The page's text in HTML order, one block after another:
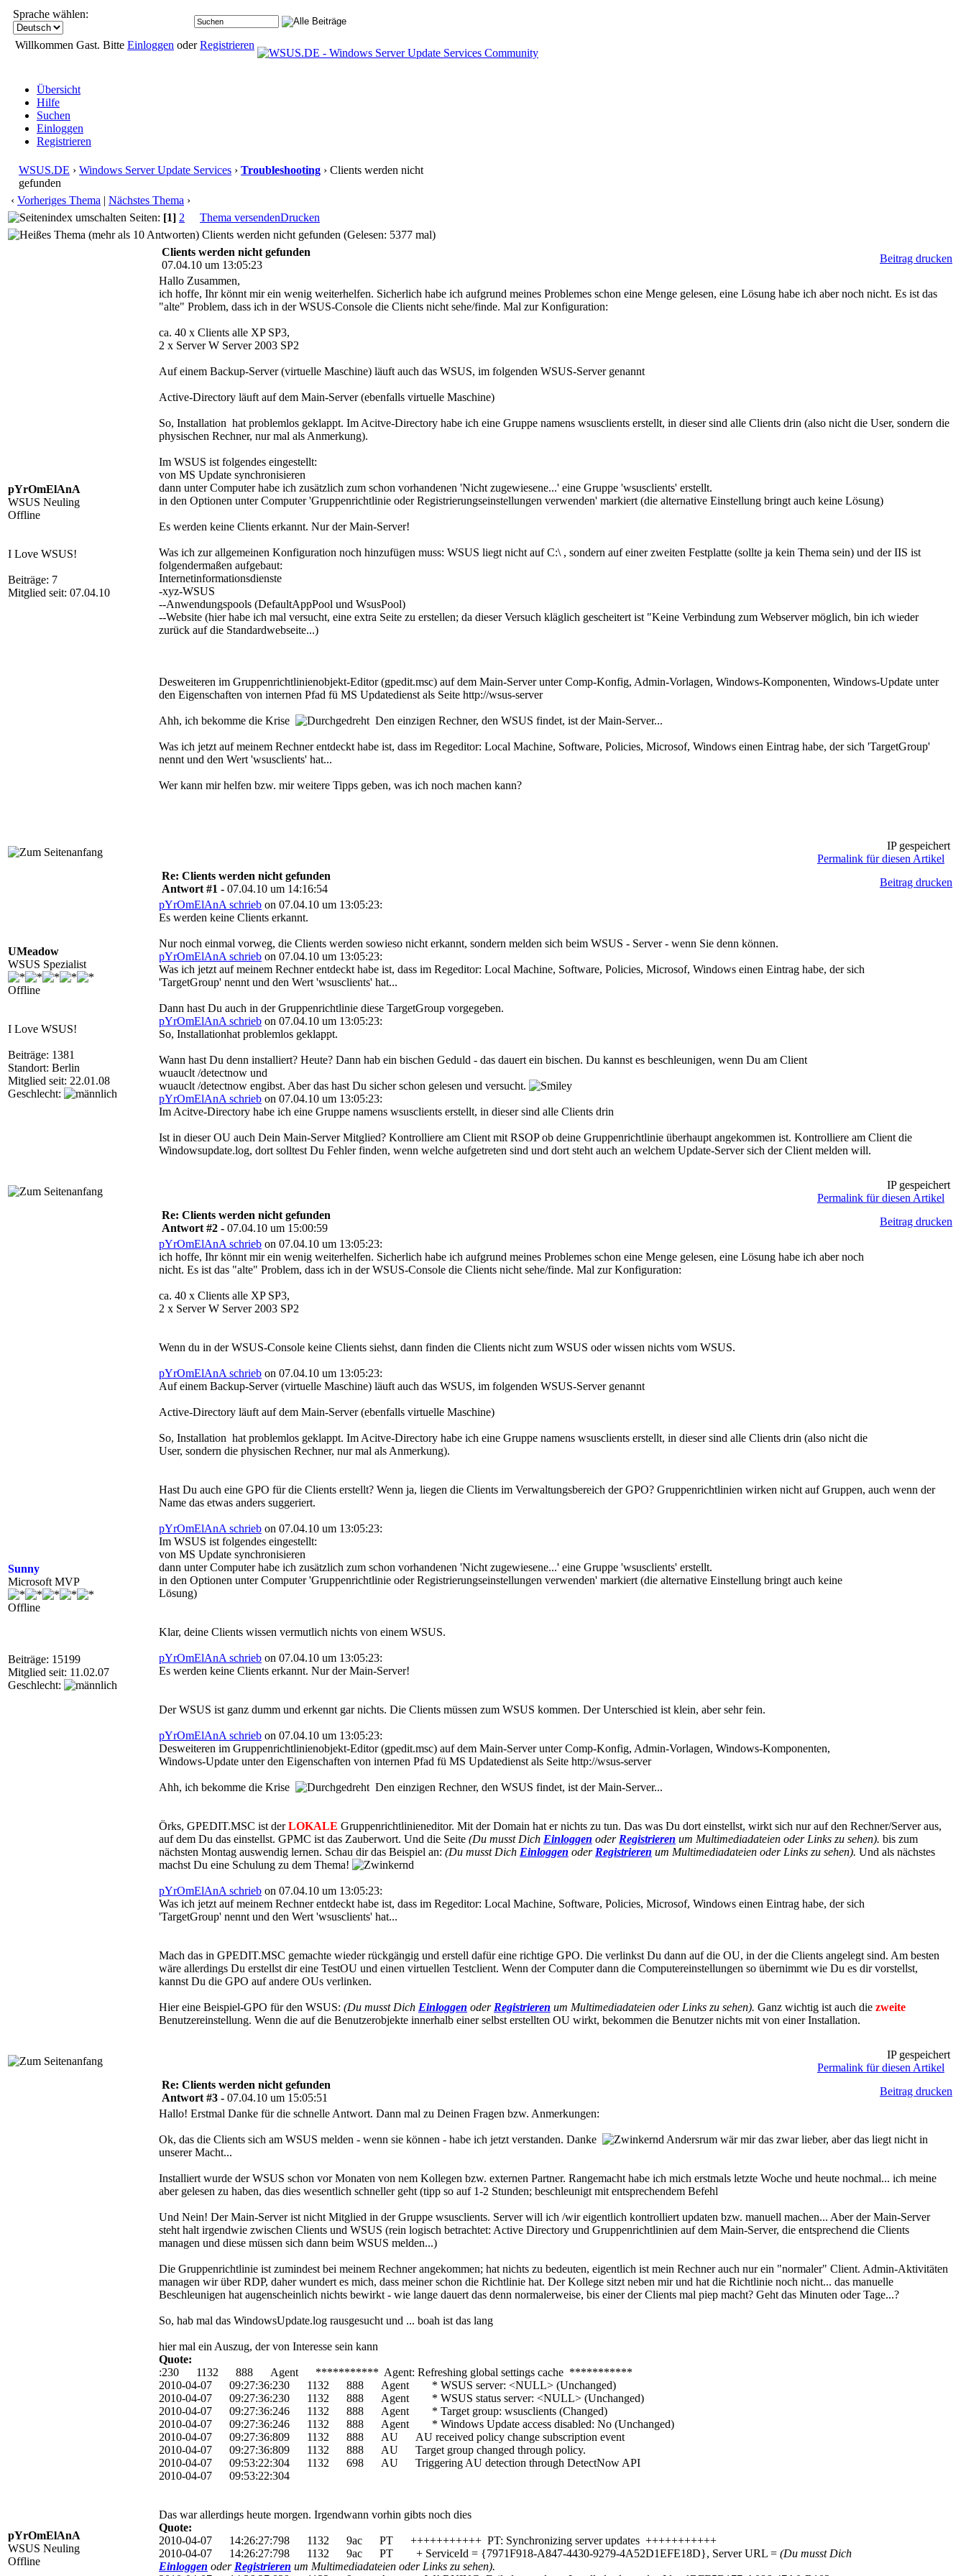
Sprache wählen:
Willkommen Gast. Bitte Einloggen oderRegistrieren
Übersicht
Hilfe
Suchen
Einloggen
Registrieren
WSUS.DE › Windows Server Update Services › Troubleshooting › Clients werden nicht
gefunden
‹ Vorheriges Thema | Nächstes Thema ›
Seiten: [1] 2 Thema versendenDrucken
Clients werden nicht gefunden (Gelesen: 5377 mal)
pYrOmElAnA
WSUS Neuling
Offline
I Love WSUS!
Beiträge: 7
Mitglied seit: 07.04.10
Clients werden nicht gefunden
07.04.10 um 13:05:23
Beitrag drucken
Hallo Zusammen,
ich hoffe, Ihr könnt mir ein wenig weiterhelfen. Sicherlich habe ich aufgrund meines Problemes schon eine Menge gelesen, eine Lösung habe ich aber noch nicht. Es ist das
"alte" Problem, dass ich in der WSUS-Console die Clients nicht sehe/finde. Mal zur Konfiguration:
ca. 40 x Clients alle XP SP3,
2 x Server W Server 2003 SP2
Auf einem Backup-Server (virtuelle Maschine) läuft auch das WSUS, im folgenden WSUS-Server genannt
Active-Directory läuft auf dem Main-Server (ebenfalls virtuelle Maschine)
So, Installation hat problemlos geklappt. Im Acitve-Directory habe ich eine Gruppe namens wsusclients erstellt, in dieser sind alle Clients drin (also nicht die User, sondern die
physischen Rechner, nur mal als Anmerkung).
Im WSUS ist folgendes eingestellt:
von MS Update synchronisieren
dann unter Computer habe ich zusätzlich zum schon vorhandenen 'Nicht zugewiesene...' eine Gruppe 'wsusclients' erstellt.
in den Optionen unter Computer 'Gruppenrichtlinie oder Registrierungseinstellungen verwenden' markiert (die alternative Einstellung bringt auch keine Lösung)
Es werden keine Clients erkannt. Nur der Main-Server!
Was ich zur allgemeinen Konfiguration noch hinzufügen muss: WSUS liegt nicht auf C:\ , sondern auf einer zweiten Festplatte (sollte ja kein Thema sein) und der IIS ist
folgendermaßen aufgebaut:
Internetinformationsdienste
-xyz-WSUS
--Anwendungspools (DefaultAppPool und WsusPool)
--Website (hier habe ich mal versucht, eine extra Seite zu erstellen; da dieser Versuch kläglich gescheitert ist "Keine Verbindung zum Webserver möglich, bin ich wieder
zurück auf die Standardwebseite...)
Desweiteren im Gruppenrichtlinienobjekt-Editor (gpedit.msc) auf dem Main-Server unter Comp-Konfig, Admin-Vorlagen, Windows-Komponenten, Windows-Update unter
den Eigenschaften von internen Pfad fü MS Updatedienst als Seite http://wsus-server
Ahh, ich bekomme die Krise Den einzigen Rechner, den WSUS findet, ist der Main-Server...
Was ich jetzt auf meinem Rechner entdeckt habe ist, dass im Regeditor: Local Machine, Software, Policies, Microsof, Windows einen Eintrag habe, der sich 'TargetGroup'
nennt und den Wert 'wsusclients' hat...
Wer kann mir helfen bzw. mir weitere Tipps geben, was ich noch machen kann?
IP gespeichert
Permalink für diesen Artikel
UMeadow
WSUS Spezialist
Offline
I Love WSUS!
Beiträge: 1381
Standort: Berlin
Mitglied seit: 22.01.08
Geschlecht:
Re: Clients werden nicht gefunden
Antwort #1 - 07.04.10 um 14:16:54
Beitrag drucken
pYrOmElAnA schrieb on 07.04.10 um 13:05:23:
Es werden keine Clients erkannt.
Nur noch einmal vorweg, die Clients werden sowieso nicht erkannt, sondern melden sich beim WSUS - Server - wenn Sie denn können.
pYrOmElAnA schrieb on 07.04.10 um 13:05:23:
Was ich jetzt auf meinem Rechner entdeckt habe ist, dass im Regeditor: Local Machine, Software, Policies, Microsof, Windows einen Eintrag habe, der sich
'TargetGroup' nennt und den Wert 'wsusclients' hat...
Dann hast Du auch in der Gruppenrichtlinie diese TargetGroup vorgegeben.
pYrOmElAnA schrieb on 07.04.10 um 13:05:23:
So, Installationhat problemlos geklappt.
Wann hast Du denn installiert? Heute? Dann hab ein bischen Geduld - das dauert ein bischen. Du kannst es beschleunigen, wenn Du am Client
wuauclt /detectnow und
wuauclt /detectnow engibst. Aber das hast Du sicher schon gelesen und versucht.
pYrOmElAnA schrieb on 07.04.10 um 13:05:23:
Im Acitve-Directory habe ich eine Gruppe namens wsusclients erstellt, in dieser sind alle Clients drin
Ist in dieser OU auch Dein Main-Server Mitglied? Kontrolliere am Client mit RSOP ob deine Gruppenrichtlinie überhaupt angekommen ist. Kontrolliere am Client die
Windowsupdate.log, dort solltest Du Fehler finden, wenn welche aufgetreten sind und dort steht auch an welchem Update-Server sich der Client melden will.
IP gespeichert
Permalink für diesen Artikel
Sunny
Microsoft MVP
Offline
Beiträge: 15199
Mitglied seit: 11.02.07
Geschlecht:
Re: Clients werden nicht gefunden
Antwort #2 - 07.04.10 um 15:00:59
Beitrag drucken
pYrOmElAnA schrieb on 07.04.10 um 13:05:23:
ich hoffe, Ihr könnt mir ein wenig weiterhelfen. Sicherlich habe ich aufgrund meines Problemes schon eine Menge gelesen, eine Lösung habe ich aber noch
nicht. Es ist das "alte" Problem, dass ich in der WSUS-Console die Clients nicht sehe/finde. Mal zur Konfiguration:
ca. 40 x Clients alle XP SP3,
2 x Server W Server 2003 SP2
Wenn du in der WSUS-Console keine Clients siehst, dann finden die Clients nicht zum WSUS oder wissen nichts vom WSUS.
pYrOmElAnA schrieb on 07.04.10 um 13:05:23:
Auf einem Backup-Server (virtuelle Maschine) läuft auch das WSUS, im folgenden WSUS-Server genannt
Active-Directory läuft auf dem Main-Server (ebenfalls virtuelle Maschine)
So, Installation hat problemlos geklappt. Im Acitve-Directory habe ich eine Gruppe namens wsusclients erstellt, in dieser sind alle Clients drin (also nicht die
User, sondern die physischen Rechner, nur mal als Anmerkung).
Hast Du auch eine GPO für die Clients erstellt? Wenn ja, liegen die Clients im Verwaltungsbereich der GPO? Gruppenrichtlinien wirken nicht auf Gruppen, auch wenn der
Name das etwas anders suggeriert.
pYrOmElAnA schrieb on 07.04.10 um 13:05:23:
Im WSUS ist folgendes eingestellt:
von MS Update synchronisieren
dann unter Computer habe ich zusätzlich zum schon vorhandenen 'Nicht zugewiesene...' eine Gruppe 'wsusclients' erstellt.
in den Optionen unter Computer 'Gruppenrichtlinie oder Registrierungseinstellungen verwenden' markiert (die alternative Einstellung bringt auch keine
Lösung)
Klar, deine Clients wissen vermutlich nichts von einem WSUS.
pYrOmElAnA schrieb on 07.04.10 um 13:05:23:
Es werden keine Clients erkannt. Nur der Main-Server!
Der WSUS ist ganz dumm und erkennt gar nichts. Die Clients müssen zum WSUS kommen. Der Unterschied ist klein, aber sehr fein.
pYrOmElAnA schrieb on 07.04.10 um 13:05:23:
Desweiteren im Gruppenrichtlinienobjekt-Editor (gpedit.msc) auf dem Main-Server unter Comp-Konfig, Admin-Vorlagen, Windows-Komponenten,
Windows-Update unter den Eigenschaften von internen Pfad fü MS Updatedienst als Seite http://wsus-server
Ahh, ich bekomme die Krise Den einzigen Rechner, den WSUS findet, ist der Main-Server...
Örks, GPEDIT.MSC ist derLOKALE Gruppenrichtlinieneditor. Mit der Domain hat er nichts zu tun. Das was Du dort einstellst, wirkt sich nur auf den Rechner/Server aus,
auf dem Du das einstellst. GPMC ist das Zauberwort. Und die Seite (Du musst Dich Einloggen oder Registrieren um Multimediadateien oder Links zu sehen). bis zum
nächsten Montag auswendig lernen. Schau dir das Beispiel an: (Du musst Dich Einloggen oder Registrieren um Multimediadateien oder Links zu sehen). Und als nächstes
machst Du eine Schulung zu dem Thema!
pYrOmElAnA schrieb on 07.04.10 um 13:05:23:
Was ich jetzt auf meinem Rechner entdeckt habe ist, dass im Regeditor: Local Machine, Software, Policies, Microsof, Windows einen Eintrag habe, der sich
'TargetGroup' nennt und den Wert 'wsusclients' hat...
Mach das in GPEDIT.MSC gemachte wieder rückgängig und erstell dafür eine richtige GPO. Die verlinkst Du dann auf die OU, in der die Clients angelegt sind. Am besten
wäre allerdings Du erstellst dir eine TestOU und einen virtuellen Testclient. Wenn der Computer dann die Computereinstellungen so übernimmt wie Du es dir vorstellst,
kannst Du die GPO auf andere OUs verlinken.
Hier eine Beispiel-GPO für den WSUS: (Du musst Dich Einloggen oder Registrieren um Multimediadateien oder Links zu sehen). Ganz wichtig ist auch die zweite
Benutzereinstellung. Wenn die auf die Benutzerobjekte innerhalb einer selbst erstellten OU wirkt, bekommen die Benutzer nichts mit von einer Installation.
IP gespeichert
Permalink für diesen Artikel
pYrOmElAnA
WSUS Neuling
Offline
Re: Clients werden nicht gefunden
Antwort #3 - 07.04.10 um 15:05:51
Beitrag drucken
Hallo! Erstmal Danke für die schnelle Antwort. Dann mal zu Deinen Fragen bzw. Anmerkungen:
Ok, das die Clients sich am WSUS melden - wenn sie können - habe ich jetzt verstanden. Danke
Andersrum wär mir das zwar lieber, aber das liegt nicht in
unserer Macht...
Installiert wurde der WSUS schon vor Monaten von nem Kollegen bzw. externen Partner. Rangemacht habe ich mich erstmals letzte Woche und heute nochmal... ich meine
aber gelesen zu haben, das dies wesentlich schneller geht (tipp so auf 1-2 Stunden; beschleunigt mit entsprechendem Befehl
Und Nein! Der Main-Server ist nicht Mitglied in der Gruppe wsusclients. Server will ich /wir eigentlich kontrolliert updaten bzw. manuell machen... Aber der Main-Server
steht halt irgendwie zwischen Clients und WSUS (rein logisch betrachtet: Active Directory und Gruppenrichtlinien auf dem Main-Server, die entsprechend die Clients
managen und diese müssen sich dann beim WSUS melden...)
Die Gruppenrichtlinie ist zumindest bei meinem Rechner angekommen; hat nichts zu bedeuten, eigentlich ist mein Rechner auch nur ein "normaler" Client. Admin-Aktivitäten
managen wir über RDP, daher wundert es mich, dass meiner schon die Richtlinie hat. Der Kollege sitzt neben mir und hat die Richtlinie noch nicht... das manuelle
Beschleunigen hat augenscheinlich nichts bewirkt - wie lange dauert das denn normalerweise, bis einer der Clients mal piep macht? Geht das Minuten oder Tage...?
So, hab mal das WindowsUpdate.log rausgesucht und ... boah ist das lang
hier mal ein Auszug, der von Interesse sein kann
Quote:
:230 1132 888 Agent *********** Agent: Refreshing global settings cache ***********
2010-04-07 09:27:36:230 1132 888 Agent * WSUS server: <NULL> (Unchanged)
2010-04-07 09:27:36:230 1132 888 Agent * WSUS status server: <NULL> (Unchanged)
2010-04-07 09:27:36:246 1132 888 Agent * Target group: wsusclients (Changed)
2010-04-07 09:27:36:246 1132 888 Agent * Windows Update access disabled: No (Unchanged)
2010-04-07 09:27:36:809 1132 888 AU AU received policy change subscription event
2010-04-07 09:27:36:809 1132 888 AU Target group changed through policy.
2010-04-07 09:53:22:304 1132 698 AU Triggering AU detection through DetectNow API
2010-04-07 09:53:22:304
Das war allerdings heute morgen. Irgendwann vorhin gibts noch dies
Quote:
2010-04-07 14:26:27:798 1132 9ac PT +++++++++++ PT: Synchronizing server updates +++++++++++
2010-04-07 14:26:27:798 1132 9ac PT + ServiceId = {7971F918-A847-4430-9279-4A52D1EFE18D}, Server URL = (Du musst Dich
Einloggen oder Registrieren um Multimediadateien oder Links zu sehen).